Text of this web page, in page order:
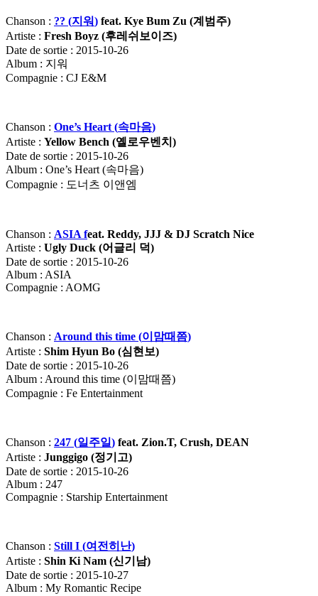
Chanson : ?? (지워) feat. Kye Bum Zu (계범주)
Artiste : Fresh Boyz (후레쉬보이즈)
Date de sortie : 2015-10-26
Album : 지워
Compagnie : CJ E&M
Chanson : One’s Heart (속마음)
Artiste : Yellow Bench (옐로우벤치 )
Date de sortie : 2015-10-26
Album : One’s Heart (속마음)
Compagnie : 도너츠 이앤엠
Chanson : ASIA feat. Reddy, JJJ & DJ Scratch Nice
Artiste : Ugly Duck (어글리 덕)
Date de sortie : 2015-10-26
Album : ASIA
Compagnie : AOMG
Chanson : Around this time (이맘때쯤)
Artiste : Shim Hyun Bo (심현보)
Date de sortie : 2015-10-26
Album : Around this time (이맘때쯤)
Compagnie : Fe Entertainment
Chanson : 247 (일주일) feat. Zion.T, Crush, DEAN
Artiste : Junggigo (정기고)
Date de sortie : 2015-10-26
Album : 247
Compagnie : Starship Entertainment
Chanson : Still I (여전히난)
Artiste : Shin Ki Nam (신기남)
Date de sortie : 2015-10-27
Album : My Romantic Recipe